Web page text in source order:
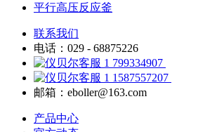
平行高压反应釜
联系我们
电话：029 - 68875226
799334907
1587557207
邮箱：eboller@163.com
产品中心